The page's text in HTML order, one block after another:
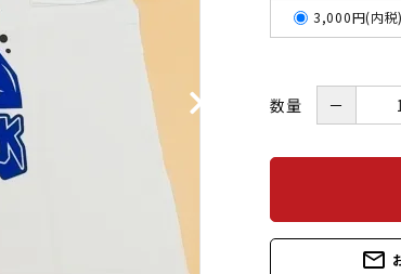
3,000円(内税)
数量 －
mail_outline